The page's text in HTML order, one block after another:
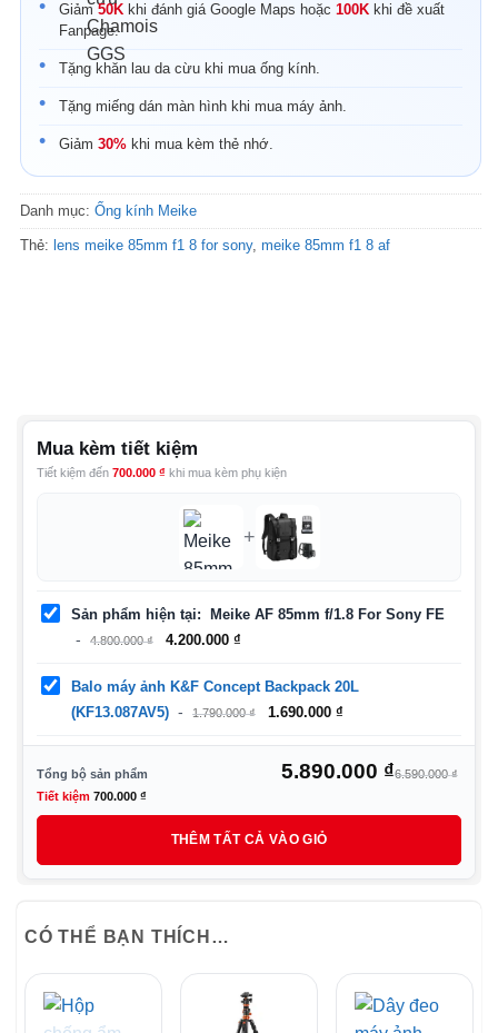
Giảm50K khi đánh giá Google Maps hoặc 100K khi đề xuất
Fanpage.
Tặng khăn lau da cừu khi mua ống kính.
Tặng miếng dán màn hình khi mua máy ảnh.
Giảm 30% khi mua kèm thẻ nhớ.
Danh mục: Ống kính Meike
Thẻ: lens meike 85mm f1 8 for sony, meike 85mm f1 8 af
Mua kèm tiết kiệm
Tiết kiệm đến 700.000 ₫ khi mua kèm phụ kiện
+
Sản phẩm hiện tại Meike AF 85mm f/1.8 For Sony FE
4.800.000₫
Giá
4.800.000 ₫.
4.200.000₫
là:
4.200.000 ₫.
Balo máy ảnh K&F Concept Backpack 20L
(KF13.087AV5)
1.790.000₫
Giá
là:
1.790.000 ₫.
1.690.000₫
tại
là:
Tổng bộ sản phẩm 6.590.000₫
là:
5.890.000 ₫
tại
Tiết kiệm 700.000 ₫
THÊM TẤT CẢ VÀO GIỎ
CÓ THỂ BẠN THÍCH…